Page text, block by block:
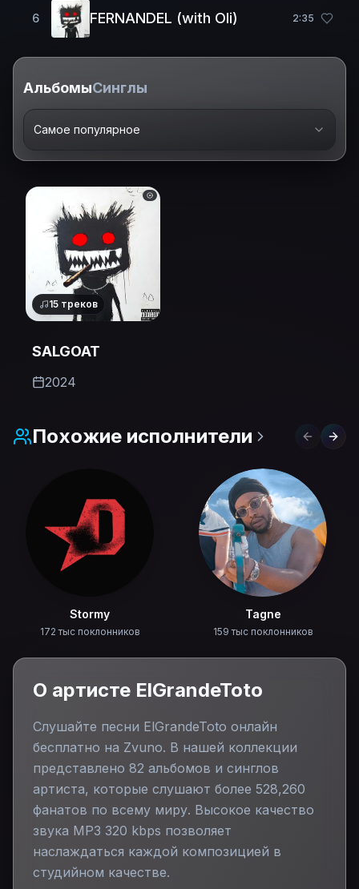
6 FERNANDEL (with Oli) 2:35
АльбомыСинглы
Самое популярное
15 треков
SALGOAT
2024
Похожие исполнители Previous
Stormy
172 тыс поклонников
Tagne
159 тыс поклонников
О артисте ElGrandeToto
Слушайте песни ElGrandeToto онлайн
бесплатно на Zvuno. В нашей коллекции
представлено 82 альбомов и синглов
артиста, которые слушают более 528,260
фанатов по всему миру. Высокое качество
звука MP3 320 kbps позволяет
наслаждаться каждой композицией в
студийном качестве.